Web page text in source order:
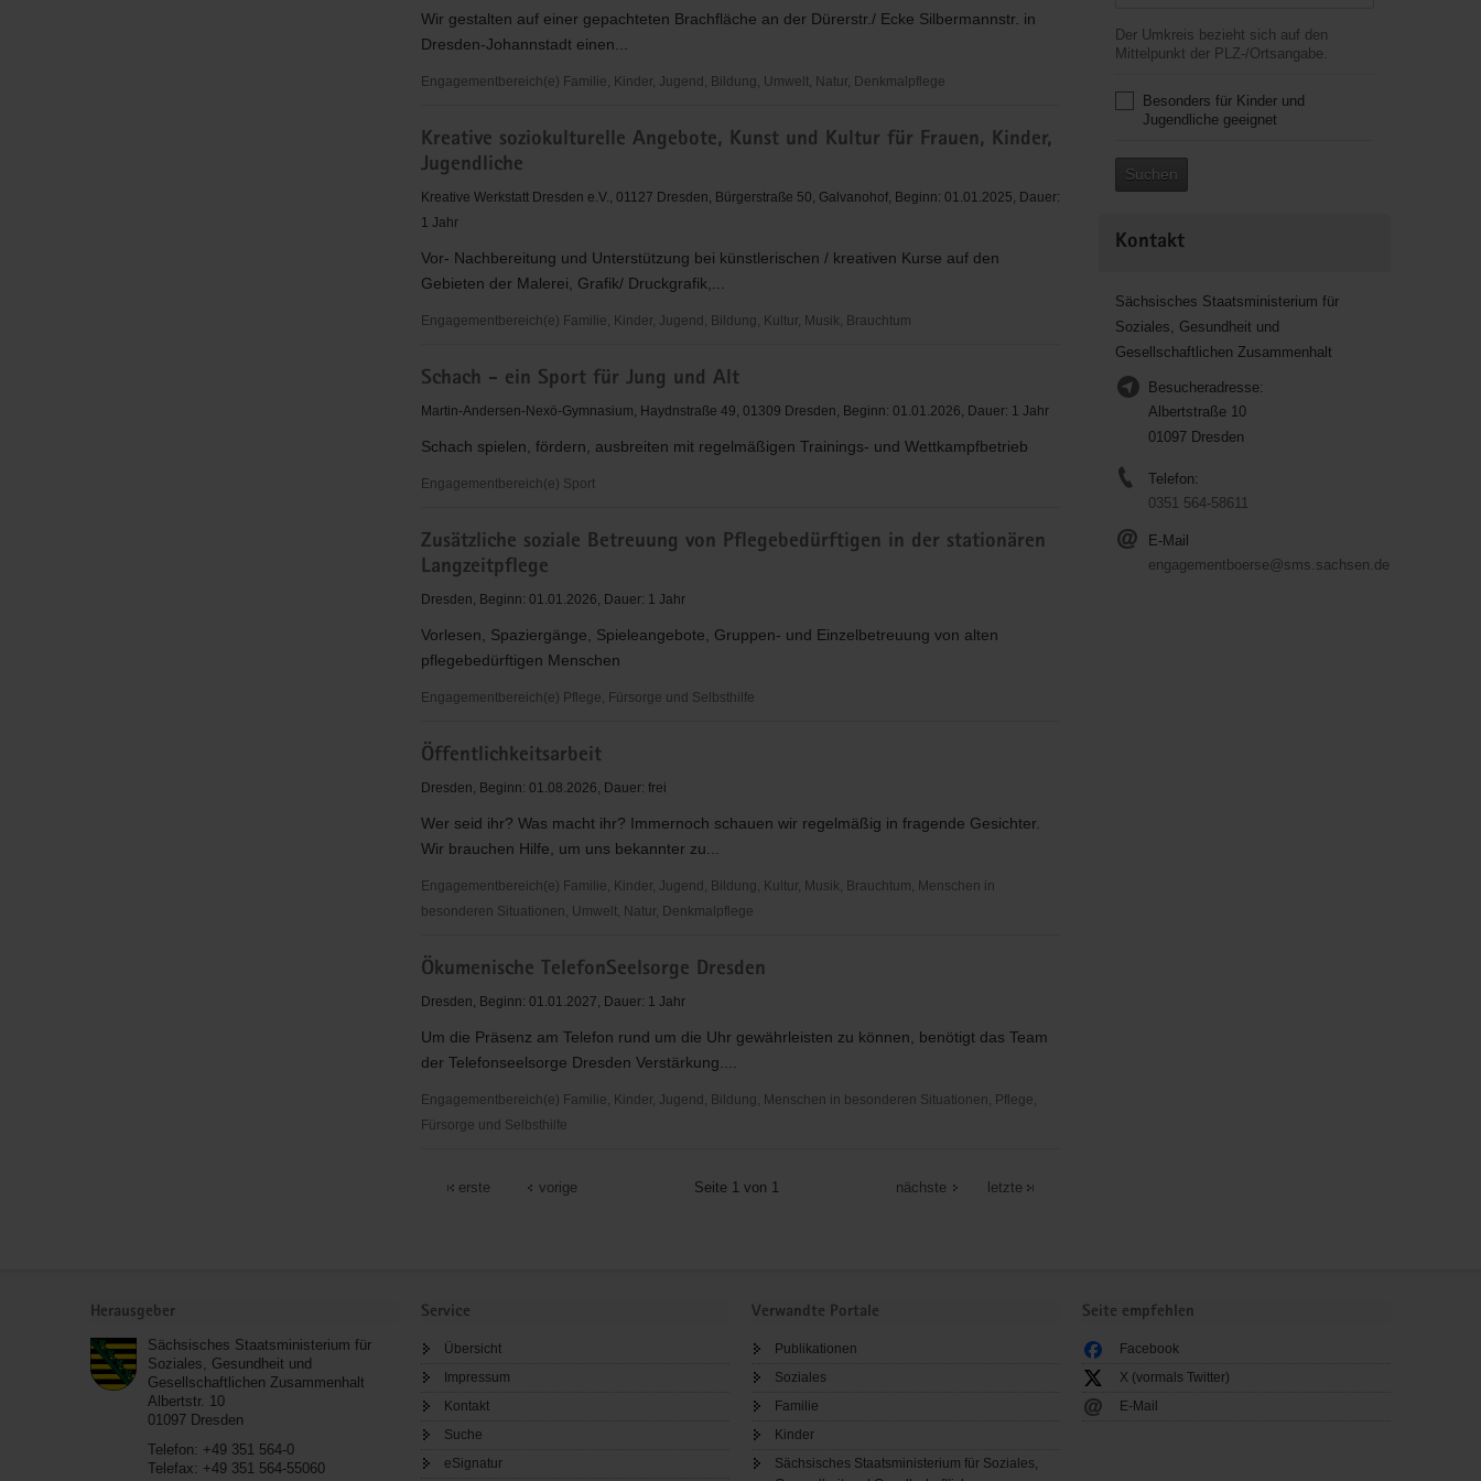
Wir gestalten auf einer gepachteten Brachfläche an der Dürerstr./ Ecke Silbermannstr. in
Dresden-Johannstadt einen...
Engagementbereich(e) Familie, Kinder, Jugend, Bildung, Umwelt, Natur, Denkmalpflege
Johannstadt
Kreative soziokulturelle Angebote, Kunst und Kultur für Frauen, Kinder,
Jugendliche
Kreative Werkstatt Dresden e.V., 01127 Dresden, Bürgerstraße 50, Galvanohof, Beginn: 01.01.2025, Dauer:
1 Jahr
Vor- Nachbereitung und Unterstützung bei künstlerischen / kreativen Kurse auf den
Gebieten der Malerei, Grafik/ Druckgrafik,...
Engagementbereich(e) Familie, Kinder, Jugend, Bildung, Kultur, Musik, Brauchtum
soziokulturelle
Angebote,
und
Kultur
Frauen,
Kinder,
Schach - ein Sport für Jung und Alt
Martin-Andersen-Nexö-Gymnasium, Haydnstraße 49, 01309 Dresden, Beginn: 01.01.2026, Dauer: 1 Jahr
Schach spielen, fördern, ausbreiten mit regelmäßigen Trainings- und Wettkampfbetrieb
Engagementbereich(e) Sport
-
ein
Sport
Jung
und
Alt
Zusätzliche soziale Betreuung von Pflegebedürftigen in der stationären
Langzeitpflege
Dresden, Beginn: 01.01.2026, Dauer: 1 Jahr
Vorlesen, Spaziergänge, Spieleangebote, Gruppen- und Einzelbetreuung von alten
pflegebedürftigen Menschen
Engagementbereich(e) Pflege, Fürsorge und Selbsthilfe
soziale
Betreuung
Pflegebedürftigen
in
der
stationären
Öffentlichkeitsarbeit
Dresden, Beginn: 01.08.2026, Dauer: frei
Wer seid ihr? Was macht ihr? Immernoch schauen wir regelmäßig in fragende Gesichter.
Wir brauchen Hilfe, um uns bekannter zu...
Engagementbereich(e) Familie, Kinder, Jugend, Bildung, Kultur, Musik, Brauchtum, Menschen in
besonderen Situationen, Umwelt, Natur, Denkmalpflege
Ökumenische TelefonSeelsorge Dresden
Dresden, Beginn: 01.01.2027, Dauer: 1 Jahr
Um die Präsenz am Telefon rund um die Uhr gewährleisten zu können, benötigt das Team
der Telefonseelsorge Dresden Verstärkung....
Engagementbereich(e) Familie, Kinder, Jugend, Bildung, Menschen in besonderen Situationen, Pflege,
Fürsorge und Selbsthilfe
TelefonSeelsorge
erste vorige Seite 1 von 1 nächste letzte
Der Umkreis bezieht sich auf den
Mittelpunkt der PLZ-/Ortsangabe.
Besonders für Kinder und
Jugendliche geeignet
Suchen
Kontakt
Sächsisches Staatsministerium für
Soziales, Gesundheit und
Gesellschaftlichen Zusammenhalt
Besucheradresse:
Albertstraße 10
01097 Dresden
Telefon:
0351 564-58611
E-Mail
engagementboerse@sms.sachsen.de
Herausgeber
Sächsisches Staatsministerium für
Soziales, Gesundheit und
Gesellschaftlichen Zusammenhalt
Albertstr. 10
01097 Dresden
Telefon: +49 351 564-0
Telefax: +49 351 564-55060
Service
Übersicht
Impressum
Kontakt
Suche
eSignatur
Verwandte Portale
Publikationen
Soziales
Familie
Kinder
Sächsisches Staatsministerium für Soziales,
Seite empfehlen
Facebook
X (vormals Twitter)
E-Mail